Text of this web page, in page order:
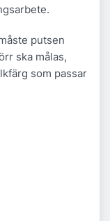
putsen
ska målas,
som passar